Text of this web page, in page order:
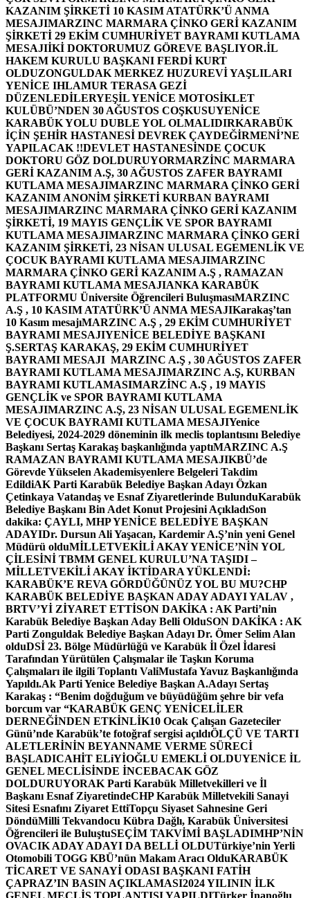
KAZANIM ŞİRKETİ 10 KASIM ATATÜRK’Ü ANMA
MESAJIMARZINC MARMARA ÇİNKO GERİ KAZANIM
ŞİRKETİ 29 EKİM CUMHURİYET BAYRAMI KUTLAMA
MESAJIİKİ DOKTORUMUZ GÖREVE BAŞLIYOR.İL
HAKEM KURULU BAŞKANI FERDİ KURT
OLDUZONGULDAK MERKEZ HUZUREVİ YAŞLILARI
YENİCE IHLAMUR TERASA GEZİ
DÜZENLEDİLERYEŞİL YENİCE MOTOSİKLET
KULÜBÜ’NDEN 30 AĞUSTOS COŞKUSUYENİCE
KARABÜK YOLU DUBLE YOL OLMALIDIRKARABÜK
İÇİN ŞEHİR HASTANESİ DEVREK ÇAYDEĞİRMENİ’NE
YAPILACAK !!DEVLET HASTANESİNDE ÇOCUK
DOKTORU GÖZ DOLDURUYORMARZİNC MARMARA
GERİ KAZANIM A.Ş, 30 AĞUSTOS ZAFER BAYRAMI
KUTLAMA MESAJIMARZINC MARMARA ÇİNKO GERİ
KAZANIM ANONİM ŞİRKETİ KURBAN BAYRAMI
MESAJIMARZINC MARMARA ÇİNKO GERİ KAZANIM
ŞİRKETİ, 19 MAYIS GENÇLİK VE SPOR BAYRAMI
KUTLAMA MESAJIMARZINC MARMARA ÇİNKO GERİ
KAZANIM ŞİRKETİ, 23 NİSAN ULUSAL EGEMENLİK VE
ÇOCUK BAYRAMI KUTLAMA MESAJIMARZINC
MARMARA ÇİNKO GERİ KAZANIM A.Ş , RAMAZAN
BAYRAMI KUTLAMA MESAJIANKA KARABÜK
PLATFORMU Üniversite Öğrencileri BuluşmasıMARZINC
A.Ş , 10 KASIM ATATÜRK’Ü ANMA MESAJIKarakaş’tan
10 Kasım mesajıMARZINC A.Ş , 29 EKİM CUMHURİYET
BAYRAMI MESAJIYENİCE BELEDİYE BAŞKANI
Ş.SERTAŞ KARAKAŞ, 29 EKİM CUMHURİYET
BAYRAMI MESAJI MARZINC A.Ş , 30 AĞUSTOS ZAFER
BAYRAMI KUTLAMA MESAJIMARZINC A.Ş, KURBAN
BAYRAMI KUTLAMASIMARZİNC A.Ş , 19 MAYIS
GENÇLİK ve SPOR BAYRAMI KUTLAMA
MESAJIMARZINC A.Ş, 23 NİSAN ULUSAL EGEMENLİK
VE ÇOCUK BAYRAMI KUTLAMA MESAJIYenice
Belediyesi, 2024-2029 döneminin ilk meclis toplantısını Belediye
Başkanı Sertaş Karakaş başkanlığında yaptıMARZINC A.Ş
RAMAZAN BAYRAMI KUTLAMA MESAJIKBÜ’de
Görevde Yükselen Akademisyenlere Belgeleri Takdim
EdildiAK Parti Karabük Belediye Başkan Adayı Özkan
Çetinkaya Vatandaş ve Esnaf Ziyaretlerinde BulunduKarabük
Belediye Başkanı Bin Adet Konut Projesini AçıkladıSon
dakika: ÇAYLI, MHP YENİCE BELEDİYE BAŞKAN
ADAYIDr. Dursun Ali Yaşacan, Kardemir A.Ş’nin yeni Genel
Müdürü olduMİLLETVEKİLİ AKAY YENİCE’NİN YOL
ÇİLESİNİ TBMM GENEL KURULU’NA TAŞIDI –
MİLLETVEKİLİ AKAY İKTİDARA YÜKLENDİ:
KARABÜK’E REVA GÖRDÜĞÜNÜZ YOL BU MU?CHP
KARABÜK BELEDİYE BAŞKAN ADAY ADAYI YALAV ,
BRTV’Yİ ZİYARET ETTİSON DAKİKA : AK Parti’nin
Karabük Belediye Başkan Aday Belli OlduSON DAKİKA : AK
Parti Zonguldak Belediye Başkan Adayı Dr. Ömer Selim Alan
olduDSİ 23. Bölge Müdürlüğü ve Karabük İl Özel İdaresi
Tarafından Yürütülen Çalışmalar ile Taşkın Koruma
Çalışmaları ile ilgili Toplantı ValiMustafa Yavuz Başkanlığında
Yapıldı.Ak Parti Yenice Belediye Başkan A.Adayı Sertaş
Karakaş : “Benim doğduğum ve büyüdüğüm şehre bir vefa
borcum var “KARABÜK GENÇ YENİCELİLER
DERNEĞİNDEN ETKİNLİK10 Ocak Çalışan Gazeteciler
Günü’nde Karabük’te fotoğraf sergisi açıldıÖLÇÜ VE TARTI
ALETLERİNİN BEYANNAME VERME SÜRECİ
BAŞLADICAHİT ELiYİOĞLU EMEKLİ OLDUYENİCE İL
GENEL MECLİSİNDE İNCEBACAK GÖZ
DOLDURUYORAK Parti Karabük Milletvekilleri ve İl
Başkanı Esnaf ZiyaretindeCHP Karabük Milletvekili Sanayi
Sitesi Esnafını Ziyaret EttiTopçu Siyaset Sahnesine Geri
DöndüMilli Tekvandocu Kübra Dağlı, Karabük Üniversitesi
Öğrencileri ile BuluştuSEÇİM TAKVİMİ BAŞLADIMHP’NİN
OVACIK ADAY ADAYI DA BELLİ OLDUTürkiye’nin Yerli
Otomobili TOGG KBÜ’nün Makam Aracı OlduKARABÜK
TİCARET VE SANAYİ ODASI BAŞKANI FATİH
ÇAPRAZ’IN BASIN AÇIKLAMASI2024 YILININ İLK
GENEL MECLİS TOPLANTISI YAPILDITürker İnanoğlu